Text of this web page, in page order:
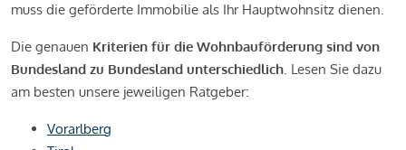
muss die geförderte Immobilie als Ihr Hauptwohnsitz dienen.
Die genauen Kriterien für die Wohnbauförderung sind von
Bundesland zu Bundesland unterschiedlich. Lesen Sie dazu
am besten unsere jeweiligen Ratgeber:
Vorarlberg